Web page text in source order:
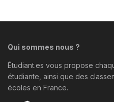
Qui sommes nous ?
Étudiant.es vous propose
étudiante, ainsi que des
écoles en France.